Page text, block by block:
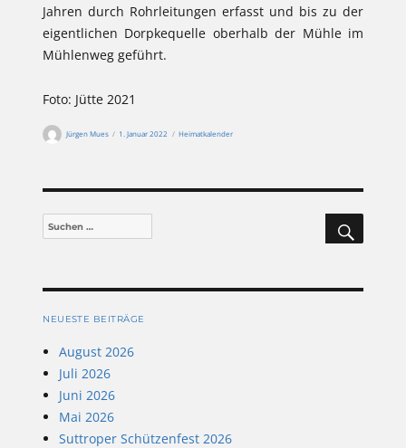
Jahren durch Rohrleitungen erfasst und bis zu der
eigentlichen Dorpkequelle oberhalb der Mühle im
Mühlenweg geführt.
Foto: Jütte 2021
Autor
Jürgen Mues
Veröffentlicht
1. Januar 2022 Kategorien
Heimatkalender
Suchen
SUCHEN
NEUESTE BEITRÄGE
August 2026
Juli 2026
Juni 2026
Mai 2026
Suttroper Schützenfest 2026